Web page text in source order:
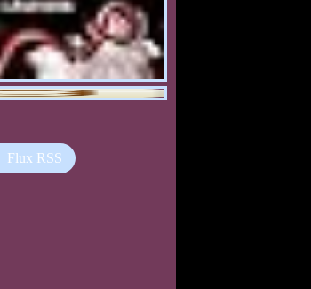
Flux RSS